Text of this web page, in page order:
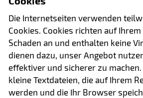
Die Internetseiten verwenden
Cookies. Cookies richten auf
Schaden an und enthalten keine
dienen dazu, unser Angebot
effektiver und sicherer zu
kleine Textdateien, die auf Ihrem
werden und die Ihr Browser